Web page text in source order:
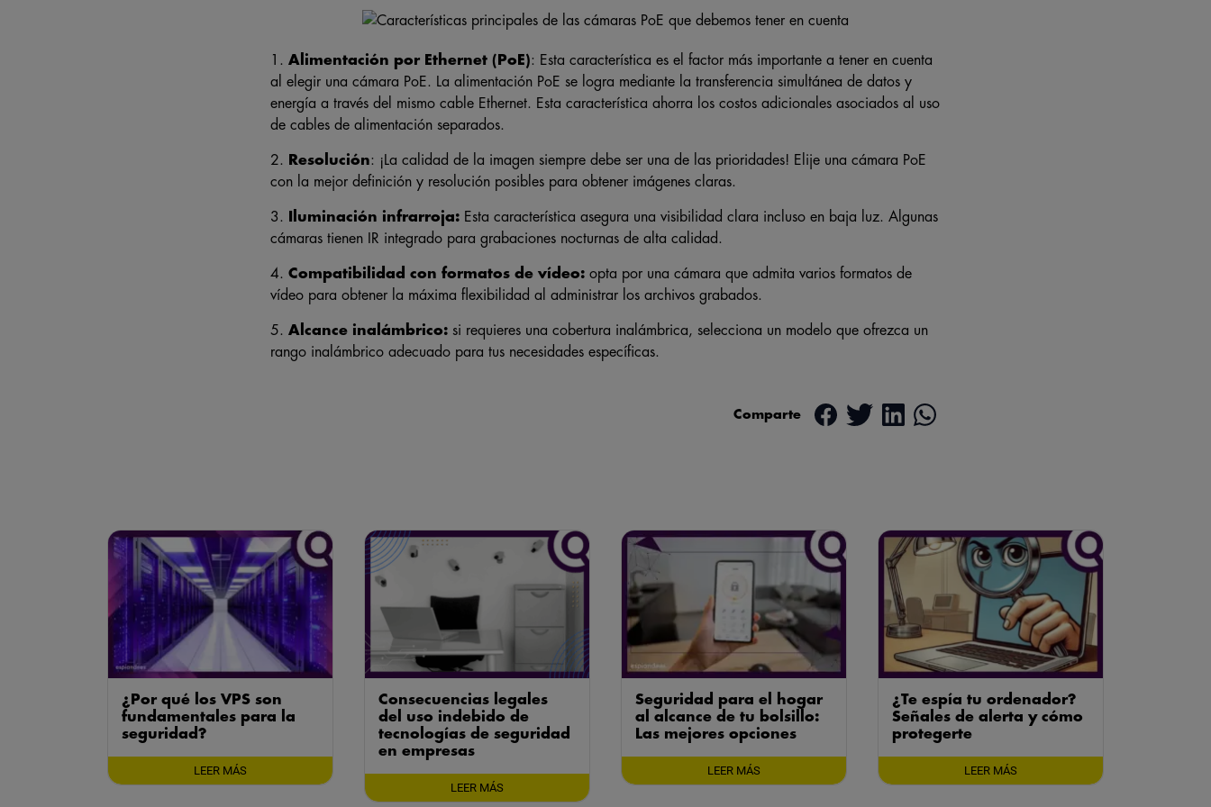
1. Alimentación por Ethernet (PoE): Esta característica es el factor más importante a tener en cuenta
al elegir una cámara PoE. La alimentación PoE se logra mediante la transferencia simultánea de datos y
energía a través del mismo cable Ethernet. Esta característica ahorra los costos adicionales asociados al uso
de cables de alimentación separados.
2. Resolución: ¡La calidad de la imagen siempre debe ser una de las prioridades! Elije una cámara PoE
con la mejor definición y resolución posibles para obtener imágenes claras.
3. Iluminación infrarroja:Esta característica asegura una visibilidad clara incluso en baja luz. Algunas
cámaras tienen IR integrado para grabaciones nocturnas de alta calidad.
4. Compatibilidad con formatos de vídeo:opta por una cámara que admita varios formatos de
vídeo para obtener la máxima flexibilidad al administrar los archivos grabados.
5. Alcance inalámbrico:si requieres una cobertura inalámbrica, selecciona un modelo que ofrezca un
rango inalámbrico adecuado para tus necesidades específicas.
Comparte
¿Por qué los VPS son
fundamentales para la
seguridad?
LEER MÁS
Consecuencias legales
del uso indebido de
tecnologías de seguridad
en empresas
LEER MÁS
Seguridad para el hogar
al alcance de tu bolsillo:
Las mejores opciones
LEER MÁS
¿Te espía tu ordenador?
Señales de alerta y cómo
protegerte
LEER MÁS